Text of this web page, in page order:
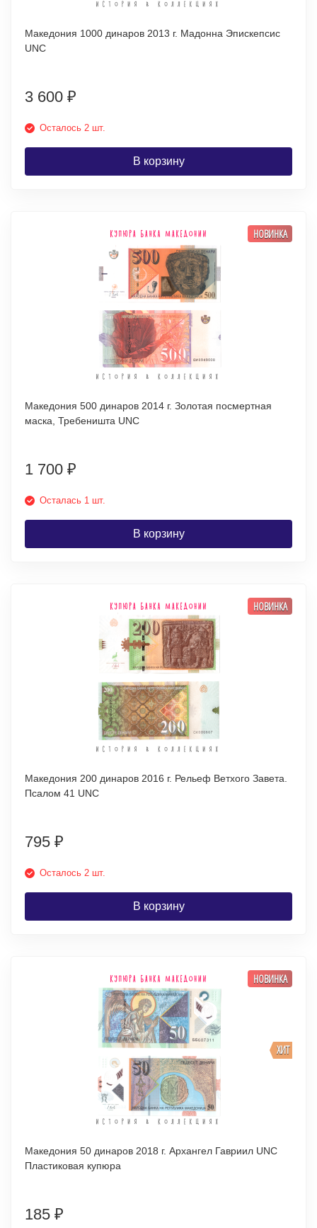
Македония 1000 динаров 2013 г. Мадонна Эпискепсис
UNC
3 600 ₽
Осталось 2 шт.
В корзину
НОВИНКА
Македония 500 динаров 2014 г. Золотая посмертная
маска, Требеништа UNC
1 700 ₽
Осталась 1 шт.
В корзину
НОВИНКА
Македония 200 динаров 2016 г. Рельеф Ветхого Завета.
Псалом 41 UNC
795 ₽
Осталось 2 шт.
В корзину
ХИТ
НОВИНКА
Македония 50 динаров 2018 г. Архангел Гавриил UNC
Пластиковая купюра
185 ₽